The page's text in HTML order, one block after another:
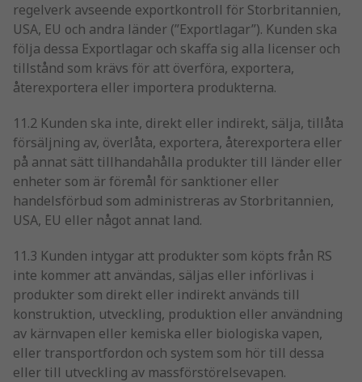
regelverk avseende exportkontroll för Storbritannien,
USA, EU och andra länder (”Exportlagar”). Kunden ska
följa dessa Exportlagar och skaffa sig alla licenser och
tillstånd som krävs för att överföra, exportera,
återexportera eller importera produkterna.
11.2 Kunden ska inte, direkt eller indirekt, sälja, tillåta
försäljning av, överlåta, exportera, återexportera eller
på annat sätt tillhandahålla produkter till länder eller
enheter som är föremål för sanktioner eller
handelsförbud som administreras av Storbritannien,
USA, EU eller något annat land.
11.3 Kunden intygar att produkter som köpts från RS
inte kommer att användas, säljas eller införlivas i
produkter som direkt eller indirekt används till
konstruktion, utveckling, produktion eller användning
av kärnvapen eller kemiska eller biologiska vapen,
eller transportfordon och system som hör till dessa
eller till utveckling av massförstörelsevapen.